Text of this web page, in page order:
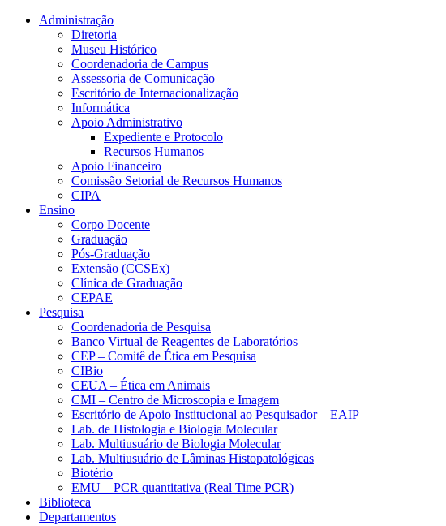
Conteúdo principal Menu principal
Administração
Diretoria
Museu Histórico
Coordenadoria de Campus
Assessoria de Comunicação
Escritório de Internacionalização
Informática
Apoio Administrativo
Expediente e Protocolo
Recursos Humanos
Apoio Financeiro
Comissão Setorial de Recursos Humanos
CIPA
Ensino
Corpo Docente
Graduação
Pós-Graduação
Extensão (CCSEx)
Clínica de Graduação
CEPAE
Pesquisa
Coordenadoria de Pesquisa
Banco Virtual de Reagentes de Laboratórios
CEP – Comitê de Ética em Pesquisa
CIBio
CEUA – Ética em Animais
CMI – Centro de Microscopia e Imagem
Escritório de Apoio Institucional ao Pesquisador – EAIP
Lab. de Histologia e Biologia Molecular
Lab. Multiusuário de Biologia Molecular
Lab. Multiusuário de Lâminas Histopatológicas
Biotério
EMU – PCR quantitativa (Real Time PCR)
Biblioteca
Departamentos